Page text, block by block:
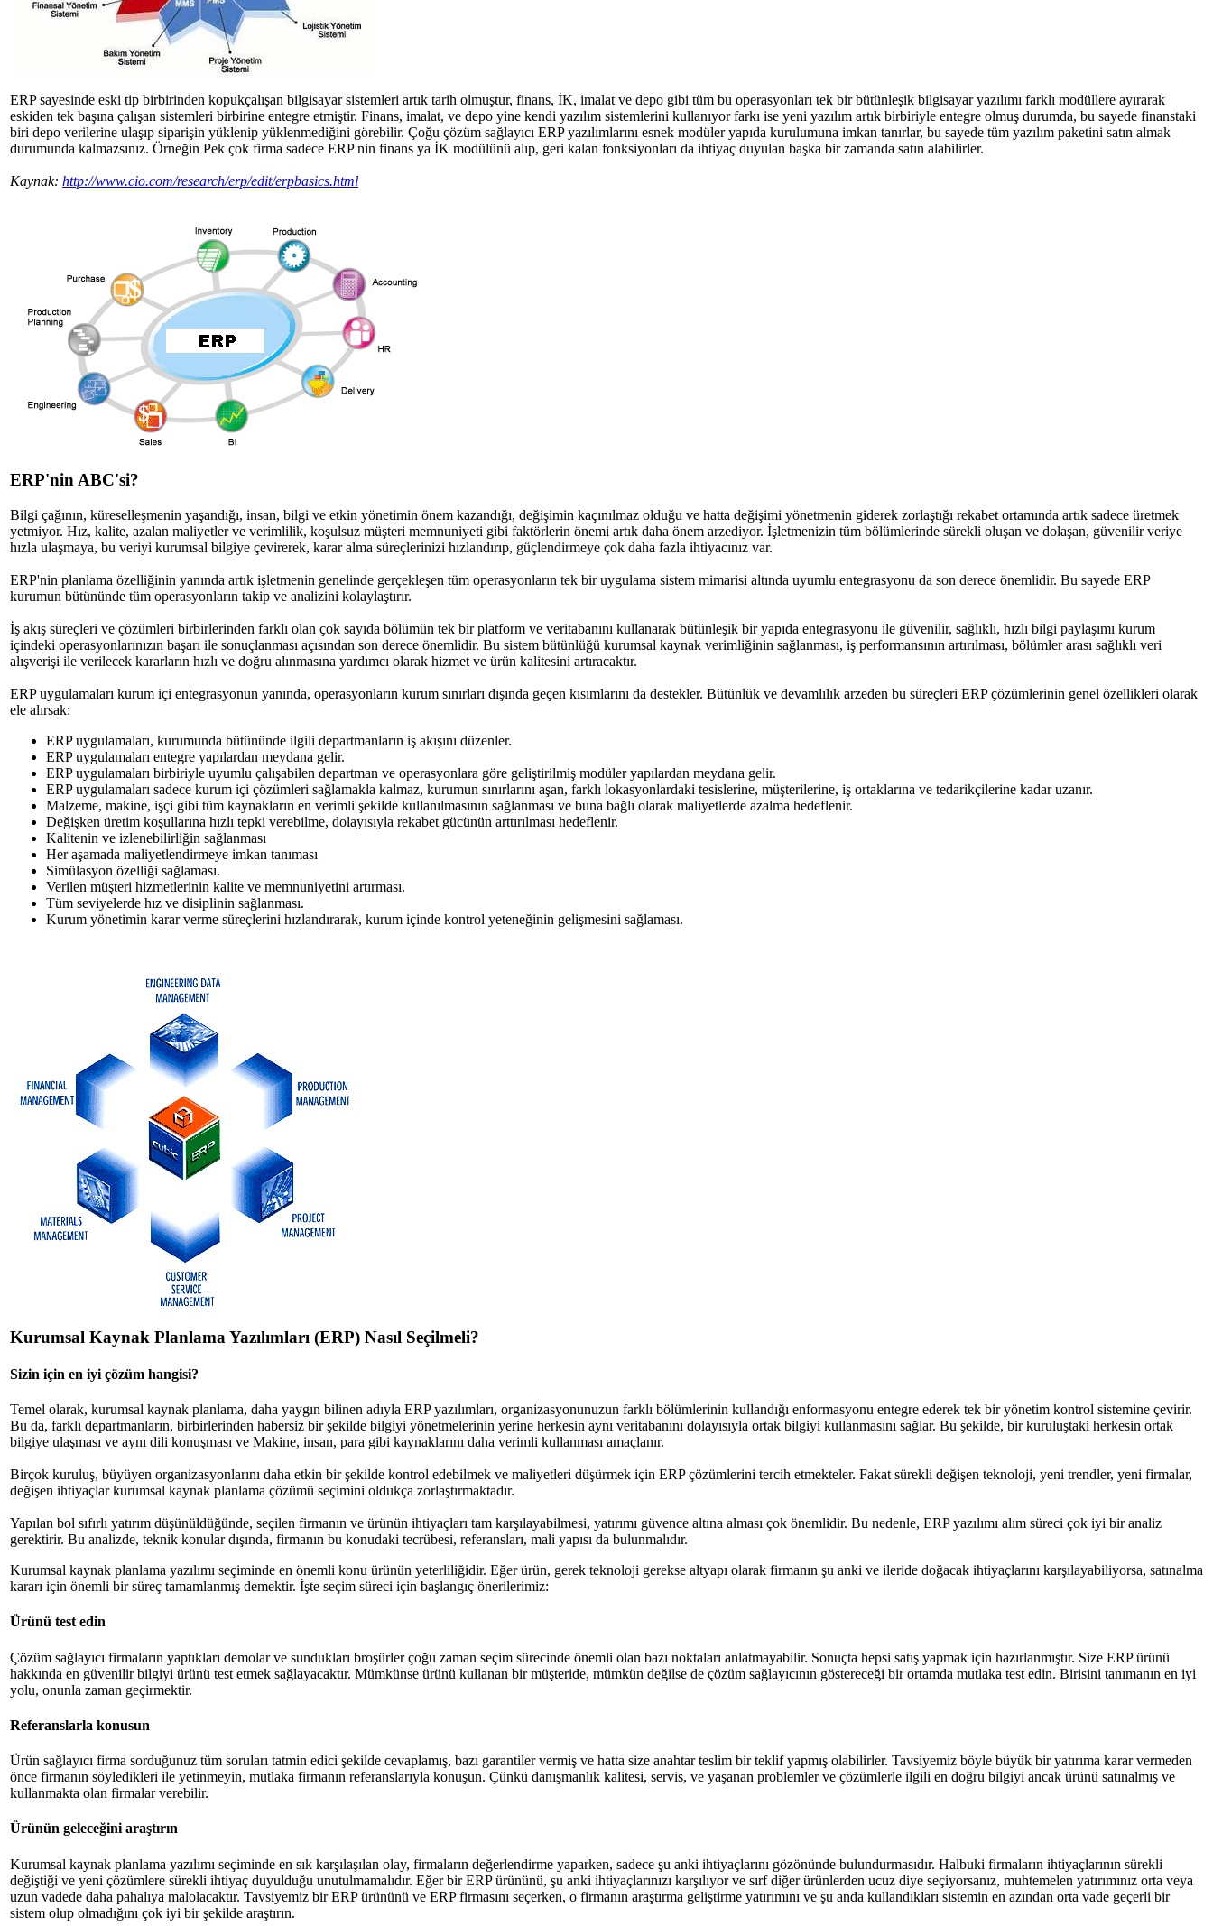
ERP sayesinde eski tip birbirinden kopukçalışan bilgisayar sistemleri artık tarih olmuştur, finans, İK, imalat ve depo gibi tüm bu operasyonları tek bir bütünleşik bilgisayar yazılımı farklı modüllere ayırarak
eskiden tek başına çalışan sistemleri birbirine entegre etmiştir. Finans, imalat, ve depo yine kendi yazılım sistemlerini kullanıyor farkı ise yeni yazılım artık birbiriyle entegre olmuş durumda, bu sayede finanstaki
biri depo verilerine ulaşıp siparişin yüklenip yüklenmediğini görebilir. Çoğu çözüm sağlayıcı ERP yazılımlarını esnek modüler yapıda kurulumuna imkan tanırlar, bu sayede tüm yazılım paketini satın almak
durumunda kalmazsınız. Örneğin Pek çok firma sadece ERP'nin finans ya İK modülünü alıp, geri kalan fonksiyonları da ihtiyaç duyulan başka bir zamanda satın alabilirler.
Kaynak: http://www.cio.com/research/erp/edit/erpbasics.html
ERP'nin ABC'si?
Bilgi çağının, küreselleşmenin yaşandığı, insan, bilgi ve etkin yönetimin önem kazandığı, değişimin kaçınılmaz olduğu ve hatta değişimi yönetmenin giderek zorlaştığı rekabet ortamında artık sadece üretmek
yetmiyor. Hız, kalite, azalan maliyetler ve verimlilik, koşulsuz müşteri memnuniyeti gibi faktörlerin önemi artık daha önem arzediyor. İşletmenizin tüm bölümlerinde sürekli oluşan ve dolaşan, güvenilir veriye
hızla ulaşmaya, bu veriyi kurumsal bilgiye çevirerek, karar alma süreçlerinizi hızlandırıp, güçlendirmeye çok daha fazla ihtiyacınız var.
ERP'nin planlama özelliğinin yanında artık işletmenin genelinde gerçekleşen tüm operasyonların tek bir uygulama sistem mimarisi altında uyumlu entegrasyonu da son derece önemlidir. Bu sayede ERP
kurumun bütününde tüm operasyonların takip ve analizini kolaylaştırır.
İş akış süreçleri ve çözümleri birbirlerinden farklı olan çok sayıda bölümün tek bir platform ve veritabanını kullanarak bütünleşik bir yapıda entegrasyonu ile güvenilir, sağlıklı, hızlı bilgi paylaşımı kurum
içindeki operasyonlarınızın başarı ile sonuçlanması açısından son derece önemlidir. Bu sistem bütünlüğü kurumsal kaynak verimliğinin sağlanması, iş performansının artırılması, bölümler arası sağlıklı veri
alışverişi ile verilecek kararların hızlı ve doğru alınmasına yardımcı olarak hizmet ve ürün kalitesini artıracaktır.
ERP uygulamaları kurum içi entegrasyonun yanında, operasyonların kurum sınırları dışında geçen kısımlarını da destekler. Bütünlük ve devamlılık arzeden bu süreçleri ERP çözümlerinin genel özellikleri olarak
ele alırsak:
ERP uygulamaları, kurumunda bütününde ilgili departmanların iş akışını düzenler.
ERP uygulamaları entegre yapılardan meydana gelir.
ERP uygulamaları birbiriyle uyumlu çalışabilen departman ve operasyonlara göre geliştirilmiş modüler yapılardan meydana gelir.
ERP uygulamaları sadece kurum içi çözümleri sağlamakla kalmaz, kurumun sınırlarını aşan, farklı lokasyonlardaki tesislerine, müşterilerine, iş ortaklarına ve tedarikçilerine kadar uzanır.
Malzeme, makine, işçi gibi tüm kaynakların en verimli şekilde kullanılmasının sağlanması ve buna bağlı olarak maliyetlerde azalma hedeflenir.
Değişken üretim koşullarına hızlı tepki verebilme, dolayısıyla rekabet gücünün arttırılması hedeflenir.
Kalitenin ve izlenebilirliğin sağlanması
Her aşamada maliyetlendirmeye imkan tanıması
Simülasyon özelliği sağlaması.
Verilen müşteri hizmetlerinin kalite ve memnuniyetini artırması.
Tüm seviyelerde hız ve disiplinin sağlanması.
Kurum yönetimin karar verme süreçlerini hızlandırarak, kurum içinde kontrol yeteneğinin gelişmesini sağlaması.
Kurumsal Kaynak Planlama Yazılımları (ERP) Nasıl Seçilmeli?
Sizin için en iyi çözüm hangisi?
Temel olarak, kurumsal kaynak planlama, daha yaygın bilinen adıyla ERP yazılımları, organizasyonunuzun farklı bölümlerinin kullandığı enformasyonu entegre ederek tek bir yönetim kontrol sistemine çevirir.
Bu da, farklı departmanların, birbirlerinden habersiz bir şekilde bilgiyi yönetmelerinin yerine herkesin aynı veritabanını dolayısıyla ortak bilgiyi kullanmasını sağlar. Bu şekilde, bir kuruluştaki herkesin ortak
bilgiye ulaşması ve aynı dili konuşması ve Makine, insan, para gibi kaynaklarını daha verimli kullanması amaçlanır.
Birçok kuruluş, büyüyen organizasyonlarını daha etkin bir şekilde kontrol edebilmek ve maliyetleri düşürmek için ERP çözümlerini tercih etmekteler. Fakat sürekli değişen teknoloji, yeni trendler, yeni firmalar,
değişen ihtiyaçlar kurumsal kaynak planlama çözümü seçimini oldukça zorlaştırmaktadır.
Yapılan bol sıfırlı yatırım düşünüldüğünde, seçilen firmanın ve ürünün ihtiyaçları tam karşılayabilmesi, yatırımı güvence altına alması çok önemlidir. Bu nedenle, ERP yazılımı alım süreci çok iyi bir analiz
gerektirir. Bu analizde, teknik konular dışında, firmanın bu konudaki tecrübesi, referansları, mali yapısı da bulunmalıdır.
Kurumsal kaynak planlama yazılımı seçiminde en önemli konu ürünün yeterliliğidir. Eğer ürün, gerek teknoloji gerekse altyapı olarak firmanın şu anki ve ileride doğacak ihtiyaçlarını karşılayabiliyorsa, satınalma
kararı için önemli bir süreç tamamlanmış demektir. İşte seçim süreci için başlangıç önerilerimiz:
Ürünü test edin
Çözüm sağlayıcı firmaların yaptıkları demolar ve sundukları broşürler çoğu zaman seçim sürecinde önemli olan bazı noktaları anlatmayabilir. Sonuçta hepsi satış yapmak için hazırlanmıştır. Size ERP ürünü
hakkında en güvenilir bilgiyi ürünü test etmek sağlayacaktır. Mümkünse ürünü kullanan bir müşteride, mümkün değilse de çözüm sağlayıcının göstereceği bir ortamda mutlaka test edin. Birisini tanımanın en iyi
yolu, onunla zaman geçirmektir.
Referanslarla konusun
Ürün sağlayıcı firma sorduğunuz tüm soruları tatmin edici şekilde cevaplamış, bazı garantiler vermiş ve hatta size anahtar teslim bir teklif yapmış olabilirler. Tavsiyemiz böyle büyük bir yatırıma karar vermeden
önce firmanın söyledikleri ile yetinmeyin, mutlaka firmanın referanslarıyla konuşun. Çünkü danışmanlık kalitesi, servis, ve yaşanan problemler ve çözümlerle ilgili en doğru bilgiyi ancak ürünü satınalmış ve
kullanmakta olan firmalar verebilir.
Ürünün geleceğini araştırın
Kurumsal kaynak planlama yazılımı seçiminde en sık karşılaşılan olay, firmaların değerlendirme yaparken, sadece şu anki ihtiyaçlarını gözönünde bulundurmasıdır. Halbuki firmaların ihtiyaçlarının sürekli
değiştiği ve yeni çözümlere sürekli ihtiyaç duyulduğu unutulmamalıdır. Eğer bir ERP ürününü, şu anki ihtiyaçlarınızı karşılıyor ve sırf diğer ürünlerden ucuz diye seçiyorsanız, muhtemelen yatırımınız orta veya
uzun vadede daha pahalıya malolacaktır. Tavsiyemiz bir ERP ürününü ve ERP firmasını seçerken, o firmanın araştırma geliştirme yatırımını ve şu anda kullandıkları sistemin en azından orta vade geçerli bir
sistem olup olmadığını çok iyi bir şekilde araştırın.